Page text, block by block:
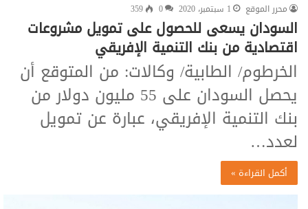
محرر الموقع
1 سبتمبر، 2020 0
359
السودان يسعى للحصول على تمويل مشروعات
اقتصادية من بنك التنمية الإفريقي
الخرطوم/ الطابية/ وكالات: من المتوقع أن
يحصل السودان على 55 مليون دولار من
بنك التنمية الإفريقي، عبارة عن تمويل
لعدد…
أكمل القراءة »